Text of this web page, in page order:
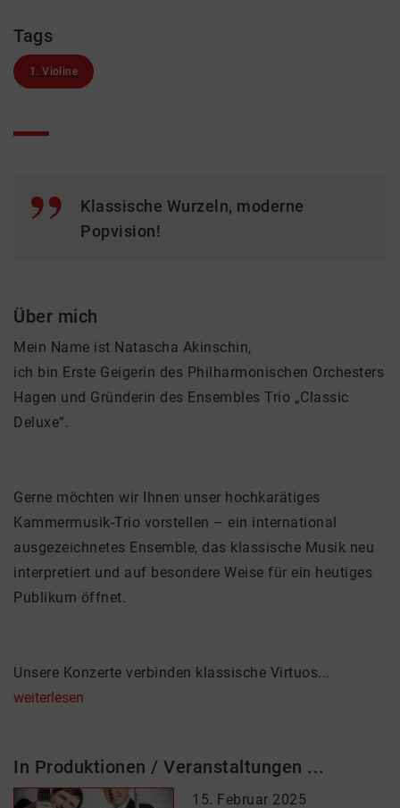
Tags
1. Violine
Klassische Wurzeln, moderne
Popvision!
Über mich
Mein Name ist Natascha Akinschin,
ich bin Erste Geigerin des Philharmonischen Orchesters
Hagen und Gründerin des Ensembles Trio „Classic
Deluxe“.
Gerne möchten wir Ihnen unser hochkarätiges
Kammermusik-Trio vorstellen – ein international
ausgezeichnetes Ensemble, das klassische Musik neu
interpretiert und auf besondere Weise für ein heutiges
Publikum öffnet.
Unsere Konzerte verbinden klassische Virtuos...
weiterlesen
In Produktionen / Veranstaltungen ...
15. Februar 2025